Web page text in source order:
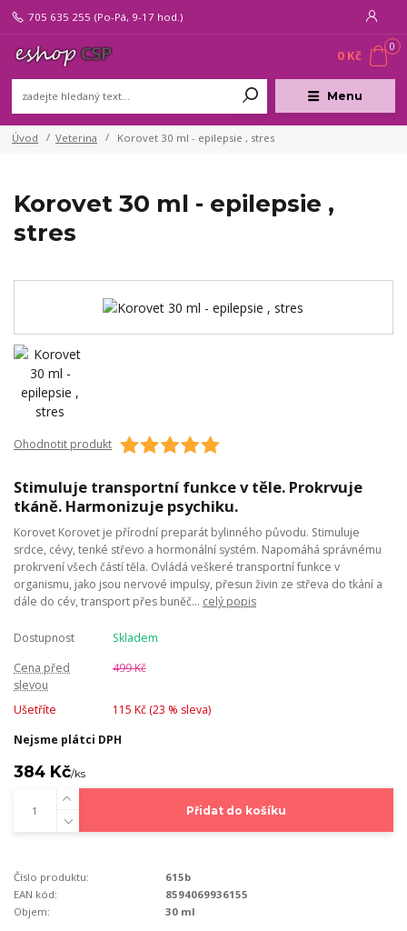
Menu
705 635 255 (Po-Pá, 9-17 hod.)
0
0 Kč
Úvod Veterina Korovet 30 ml - epilepsie , stres
Korovet 30 ml - epilepsie ,
stres
Ohodnotit produkt
Stimuluje transportní funkce v těle. Prokrvuje
tkáně. Harmonizuje psychiku.
Korovet Korovet je přírodní preparát bylinného původu. Stimuluje
srdce, cévy, tenké střevo a hormonální systém. Napomáhá správnému
prokrvení všech částí těla. Ovládá veškeré transportní funkce v
organismu, jako jsou nervové impulsy, přesun živin ze střeva do tkání a
dále do cév, transport přes buněč... celý popis
Dostupnost
Skladem
Cena před
slevou
499 Kč
Ušetříte 115 Kč (23 % sleva)
Nejsme plátci DPH
384 Kč/ks
Přidat do košíku
Číslo produktu:
615b
EAN kód:
8594069936155
Objem:
30 ml